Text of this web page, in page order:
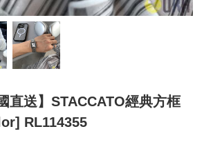
直送】STACCATO經典方框
RL114355